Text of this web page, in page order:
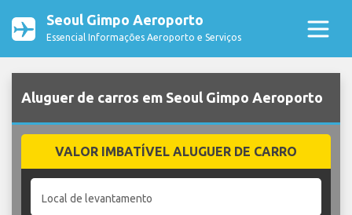
Seoul Gimpo Aeroporto
Essencial Informações Aeroporto e Serviços
Aluguer de carros em Seoul Gimpo Aeroporto
VALOR IMBATÍVEL ALUGUER DE CARRO
Local de levantamento